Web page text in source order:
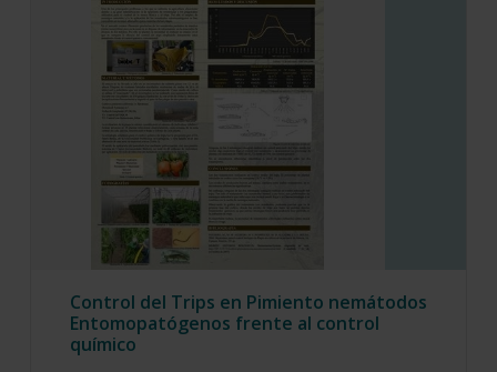
Control del Trips en Pimiento nemátodos
Entomopatógenos frente al control
químico